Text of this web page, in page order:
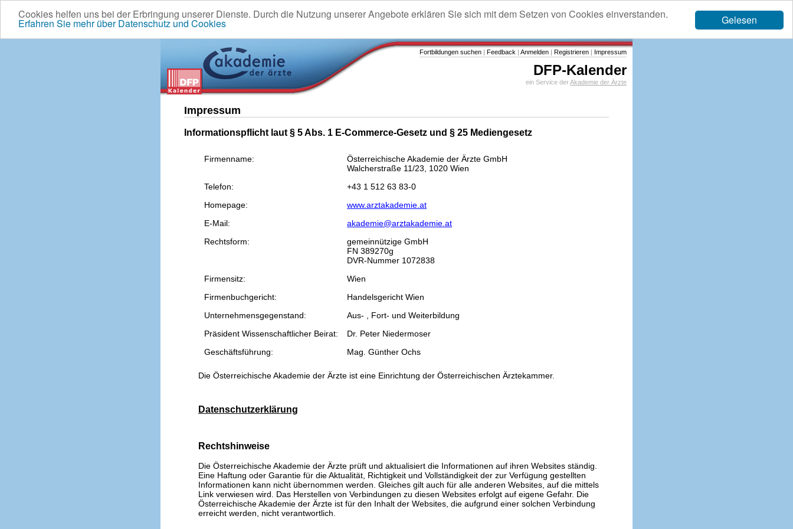
Gelesen
Cookies helfen uns bei der Erbringung unserer Dienste. Durch die Nutzung unserer Angebote erklären Sie sich mit dem Setzen von Cookies einverstanden.
Erfahren Sie mehr über Datenschutz und Cookies
Fortbildungen suchen | Feedback | Anmelden | Registrieren | Impressum
DFP-Kalender
ein Service derAkademie der Ärzte
Impressum
Informationspflicht laut § 5 Abs. 1 E-Commerce-Gesetz und § 25 Mediengesetz
Firmenname:
Österreichische Akademie der Ärzte GmbH
Walcherstraße 11/23, 1020 Wien
Telefon:
+43 1 512 63 83-0
Homepage:
www.arztakademie.at
E-Mail:
akademie@arztakademie.at
Rechtsform:
gemeinnützige GmbH
FN 389270g
DVR-Nummer 1072838
Firmensitz:
Wien
Firmenbuchgericht:
Handelsgericht Wien
Unternehmensgegenstand:
Aus- , Fort- und Weiterbildung
Präsident Wissenschaftlicher Beirat:
Dr. Peter Niedermoser
Geschäftsführung:
Mag. Günther Ochs
Die Österreichische Akademie der Ärzte ist eine Einrichtung der Österreichischen Ärztekammer.
Datenschutzerklärung
Rechtshinweise
Die Österreichische Akademie der Ärzte prüft und aktualisiert die Informationen auf ihren Websites ständig.
Eine Haftung oder Garantie für die Aktualität, Richtigkeit und Vollständigkeit der zur Verfügung gestellten
Informationen kann nicht übernommen werden. Gleiches gilt auch für alle anderen Websites, auf die mittels
Link verwiesen wird. Das Herstellen von Verbindungen zu diesen Websites erfolgt auf eigene Gefahr. Die
Österreichische Akademie der Ärzte ist für den Inhalt der Websites, die aufgrund einer solchen Verbindung
erreicht werden, nicht verantwortlich.